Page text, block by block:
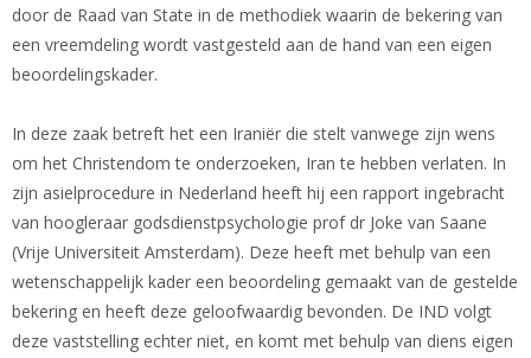
door de Raad van State in de methodiek waarin de bekering van
een vreemdeling wordt vastgesteld aan de hand van een eigen
beoordelingskader.
In deze zaak betreft het een Iraniër die stelt vanwege zijn wens
om het Christendom te onderzoeken, Iran te hebben verlaten. In
zijn asielprocedure in Nederland heeft hij een rapport ingebracht
van hoogleraar godsdienstpsychologie prof dr Joke van Saane
(Vrije Universiteit Amsterdam). Deze heeft met behulp van een
wetenschappelijk kader een beoordeling gemaakt van de gestelde
bekering en heeft deze geloofwaardig bevonden. De IND volgt
deze vaststelling echter niet, en komt met behulp van diens eigen